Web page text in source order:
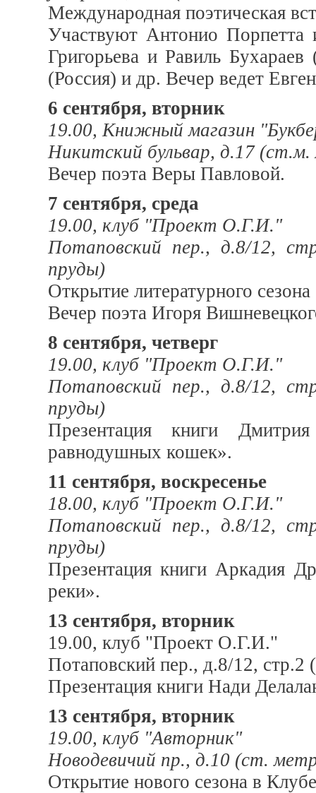
Международная поэтическая
Участвуют Антонио Порпетта
Григорьева и Равиль
(Россия) и др. Вечер ведет
6 сентября, вторник
19.00, Книжный магазин
Никитский бульвар, д.17
Вечер поэта Веры Павловой.
7 сентября, среда
19.00, клуб "Проект О.Г.И."
Потаповский пер., д.8/12,
пруды)
Открытие литературного
Вечер поэта Игоря
8 сентября, четверг
19.00, клуб "Проект О.Г.И."
Потаповский пер., д.8/12,
пруды)
Презентация книги
равнодушных кошек».
11 сентября, воскресенье
18.00, клуб "Проект О.Г.И."
Потаповский пер., д.8/12,
пруды)
Презентация книги Аркадия
реки».
13 сентября, вторник
19.00, клуб "Проект О.Г.И."
Потаповский пер., д.8/12, стр.2
Презентация книги Нади
13 сентября, вторник
19.00, клуб "Авторник"
Новодевичий пр., д.10 (ст.
Открытие нового сезона в